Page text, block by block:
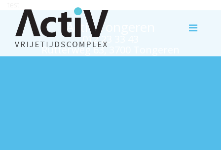
Activ Tongeren
012 23 33 43
Rutterweg 63, 3700 Tongeren